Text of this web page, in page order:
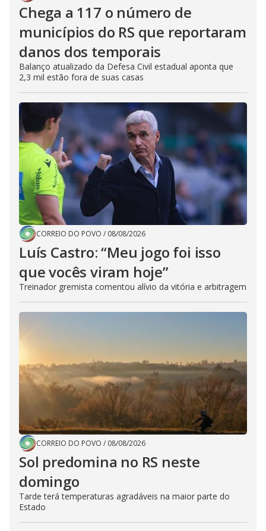
Chega a 117 o número de
municípios do RS que reportaram
danos dos temporais
Balanço atualizado da Defesa Civil estadual aponta que
2,3 mil estão fora de suas casas
CORREIO DO POVO / 08/08/2026
Luís Castro: “Meu jogo foi isso
que vocês viram hoje”
Treinador gremista comentou alívio da vitória e arbitragem
CORREIO DO POVO / 08/08/2026
Sol predomina no RS neste
domingo
Tarde terá temperaturas agradáveis na maior parte do
Estado